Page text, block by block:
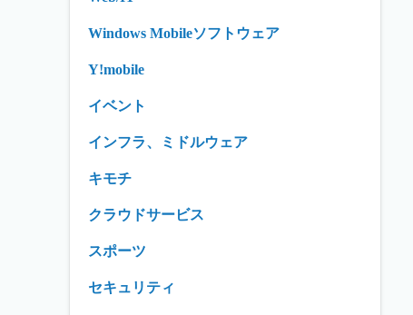
Windows Mobileソフトウェア
Y!mobile
イベント
インフラ、ミドルウェア
キモチ
クラウドサービス
スポーツ
セキュリティ